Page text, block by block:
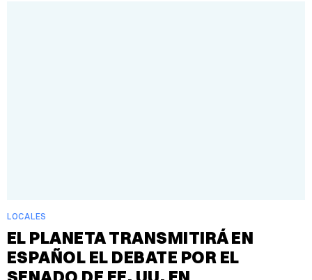
LOCALES
EL PLANETA TRANSMITIRÁ EN
ESPAÑOL EL DEBATE POR EL